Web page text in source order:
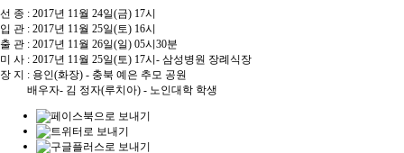
선 종 : 2017년 11월 24일(금) 17시
입 관 : 2017년 11월 25일(토) 16시
출 관 : 2017년 11월 26일(일) 05시30분
미 사 : 2017년 11월 25일(토) 17시- 삼성병원 장례식장
장 지 : 용인(화장) - 충북 예은 추모 공원
배우자- 김 정자(루치아) - 노인대학 학생